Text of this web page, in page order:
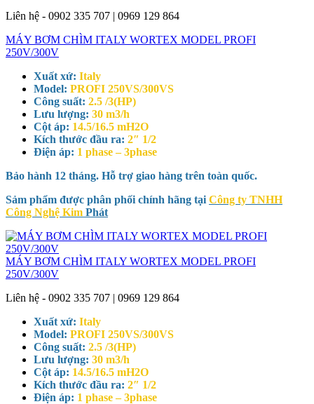
Liên hệ - 0902 335 707 | 0969 129 864
MÁY BƠM CHÌM ITALY WORTEX MODEL PROFI
250V/300V
Xuất xứ: Italy
Model: PROFI 250VS/300VS
Công suất: 2.5 /3(HP)
Lưu lượng: 30 m3/h
Cột áp: 14.5/16.5 mH2O
Kích thước đầu ra: 2″ 1/2
Điện áp: 1 phase – 3phase
Bảo hành 12 tháng. Hỗ trợ giao hàng trên toàn quốc.
Sảm phẩm được phân phối chính hãng tại Công ty TNHH
Công Nghệ Kim Phát
MÁY BƠM CHÌM ITALY WORTEX MODEL PROFI
250V/300V
Liên hệ - 0902 335 707 | 0969 129 864
Xuất xứ: Italy
Model: PROFI 250VS/300VS
Công suất: 2.5 /3(HP)
Lưu lượng: 30 m3/h
Cột áp: 14.5/16.5 mH2O
Kích thước đầu ra: 2″ 1/2
Điện áp: 1 phase – 3phase